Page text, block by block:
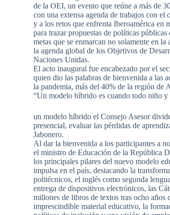
de la OEI, un evento que reúne a más de
con una extensa agenda de trabajos con
y a los retos que enfrenta Iberoamérica en
para trazar propuestas de políticas
metas que se enmarcan no solamente en
la agenda global de los Objetivos de
Naciones Unidas.
El acto inaugural fue encabezado por el
quien dio las palabras de bienvenida a las
la pandemia, más del 40% de la región de
“Un modelo híbrido es cuando todo niño
un modelo híbrido el Consejo Asesor
presencial, evaluar las pérdidas de
Jabonero.
Al dar la bienvenida a los participantes a
el ministro de Educación de la República
los principales pilares del nuevo modelo
impulsa en el país, destacando la
politécnicos, el inglés como segunda
entrega de dispositivos electrónicos, las
millones de libros de textos tras ocho años
imprescindible material educativo, la